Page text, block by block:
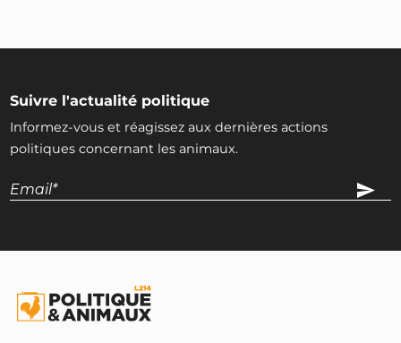
Suivre l'actualité politique
Informez-vous et réagissez aux dernières actions
politiques concernant les animaux.